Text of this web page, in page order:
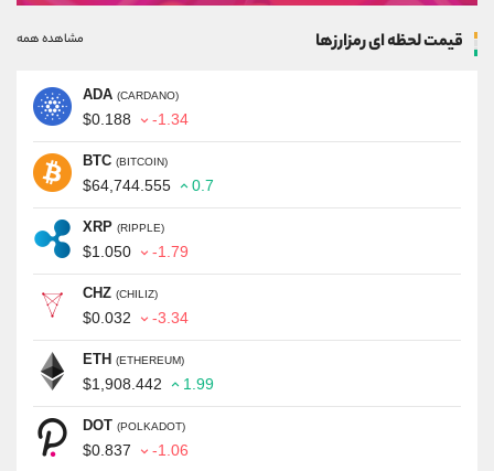
قیمت لحظه ای رمزارزها مشاهده همه
ADA (CARDANO)
$0.188 -1.34
BTC (BITCOIN)
$64,744.555 0.7
XRP (RIPPLE)
$1.050 -1.79
CHZ (CHILIZ)
$0.032 -3.34
ETH (ETHEREUM)
$1,908.442 1.99
DOT (POLKADOT)
$0.837 -1.06